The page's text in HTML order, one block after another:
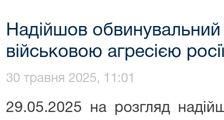
Надійшов
військовою агресією
30 травня 2025, 11:01
29.05.2025 на розгляд